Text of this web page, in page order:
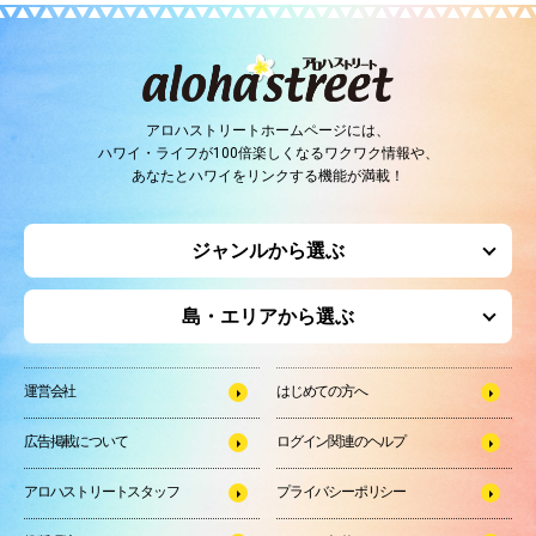
アロハストリートホームページには、
ハワイ・ライフが100倍楽しくなるワクワク情報や、
あなたとハワイをリンクする機能が満載！
ジャンルから選ぶ
島・エリアから選ぶ
運営会社 はじめての方へ
広告掲載について ログイン関連のヘルプ
アロハストリートスタッフ プライバシーポリシー